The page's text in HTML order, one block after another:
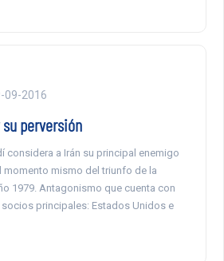
09-2016
perversión
considera a Irán su principal enemigo
momento mismo del triunfo de la
1979. Antagonismo que cuenta con
principales: Estados Unidos e